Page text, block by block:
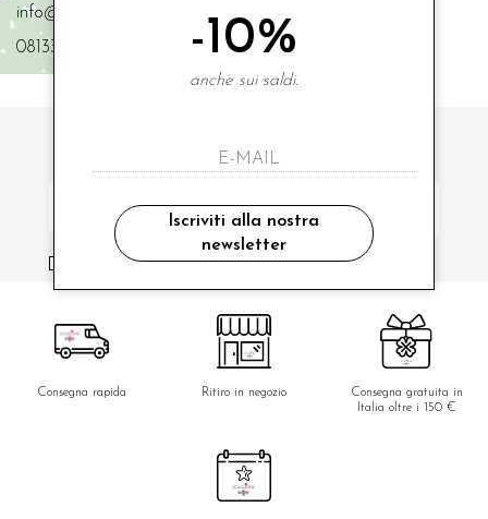
info@scaglionebimbi.com
0813331162
ISCRIVITI ALLA NOSTRA NEWSLETTER
ho letto ed accettato le condizioni sulla privacy.
Consegna rapida Ritiro in negozio
Consegna gratuita in
Italia oltre i 150 €
-10%
anche sui saldi.
Iscriviti alla nostra
newsletter